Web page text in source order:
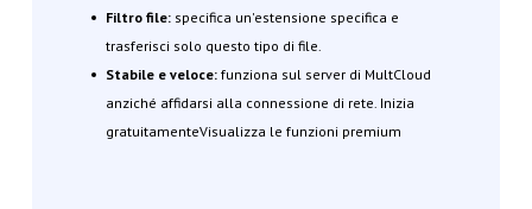
Filtro file:specifica un'estensione specifica e
trasferisci solo questo tipo di file.
Stabile e veloce:funziona sul server di MultCloud
anziché affidarsi alla connessione di rete. Inizia
gratuitamenteVisualizza le funzioni premium